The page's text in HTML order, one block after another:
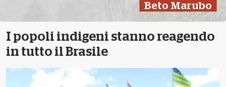
Beto Marubo
I popoli indigeni stanno reagendo
in tutto il Brasile